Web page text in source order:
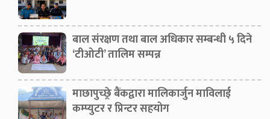
बाल संरक्षण तथा बाल अधिकार सम्बन्धी ५ दिने
‘टीओटी’ तालिम सम्पन्न
माछापुच्छ्रे बैंकद्वारा मालिकार्जुन माविलाई
कम्प्युटर र प्रिन्टर सहयोग